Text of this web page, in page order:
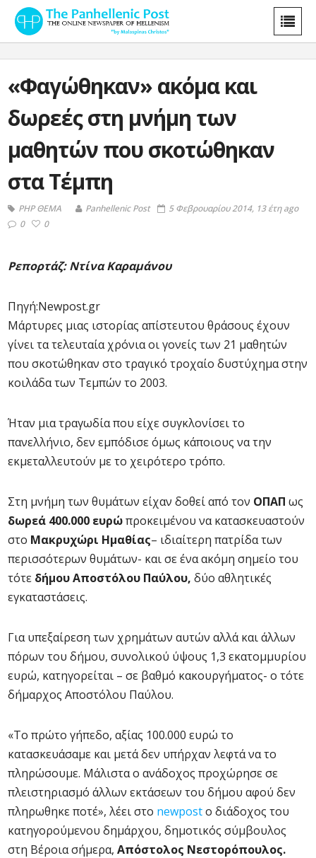
«Φαγώθηκαν» ακόμα και
δωρεές στη μνήμη των
μαθητών που σκοτώθηκαν
στα Τέμπη
PHP ΘΕΜΑ Panhellenic Post
5 Φεβρουαρίου 2014, 13 έτη ago
0
0
Ρεπορτάζ: Ντίνα Καραμάνου
Πηγή:Newpost.gr
Μάρτυρες μιας ιστορίας απίστευτου θράσους έχουν
γίνει τα τελευταία χρόνια οι γονείς των 21 μαθητών
που σκοτώθηκαν στο τραγικό τροχαίο δυστύχημα στην
κοιλάδα των Τεμπών το 2003.
Ήταν μια τραγωδία που είχε συγκλονίσει το
πανελλήνιο, δεν εμπόδισε όμως κάποιους να την
εκμεταλλευτούν με το χειρότερο τρόπο.
Στη μνήμη των θυμάτων είχαν δοθεί από τον ΟΠΑΠ ως
δωρεά 400.000 ευρώπροκειμένου να κατασκευαστούν
στο Μακρυχώρι Ημαθίας– ιδιαίτερη πατρίδα των
περισσότερων θυμάτων- και σε ένα ακόμη σημείο του
τότε δήμου Αποστόλου Παύλου, δύο αθλητικές
εγκαταστάσεις.
Για υπεξαίρεση των χρημάτων αυτών αλλά και άλλων
πόρων του δήμου, συνολικού ύψους 1,3 εκατομμυρίου
ευρώ, κατηγορείται – σε βαθμό κακουργήματος- ο τότε
δήμαρχος Αποστόλου Παύλου.
«Το πρώτο γήπεδο, αξίας 100.000 ευρώ το
κατασκευάσαμε και μετά δεν υπήρχαν λεφτά να το
πληρώσουμε. Μάλιστα ο ανάδοχος προχώρησε σε
πλειστηριασμό άλλων εκτάσεων του δήμου αφού δεν
πληρωθηκε ποτέ», λέει στο newpostο διάδοχος του
κατηγορούμενου δημάρχου, δημοτικός σύμβουλος
στη Βέροια σήμερα, Απόστολος Νεστορόπουλος.